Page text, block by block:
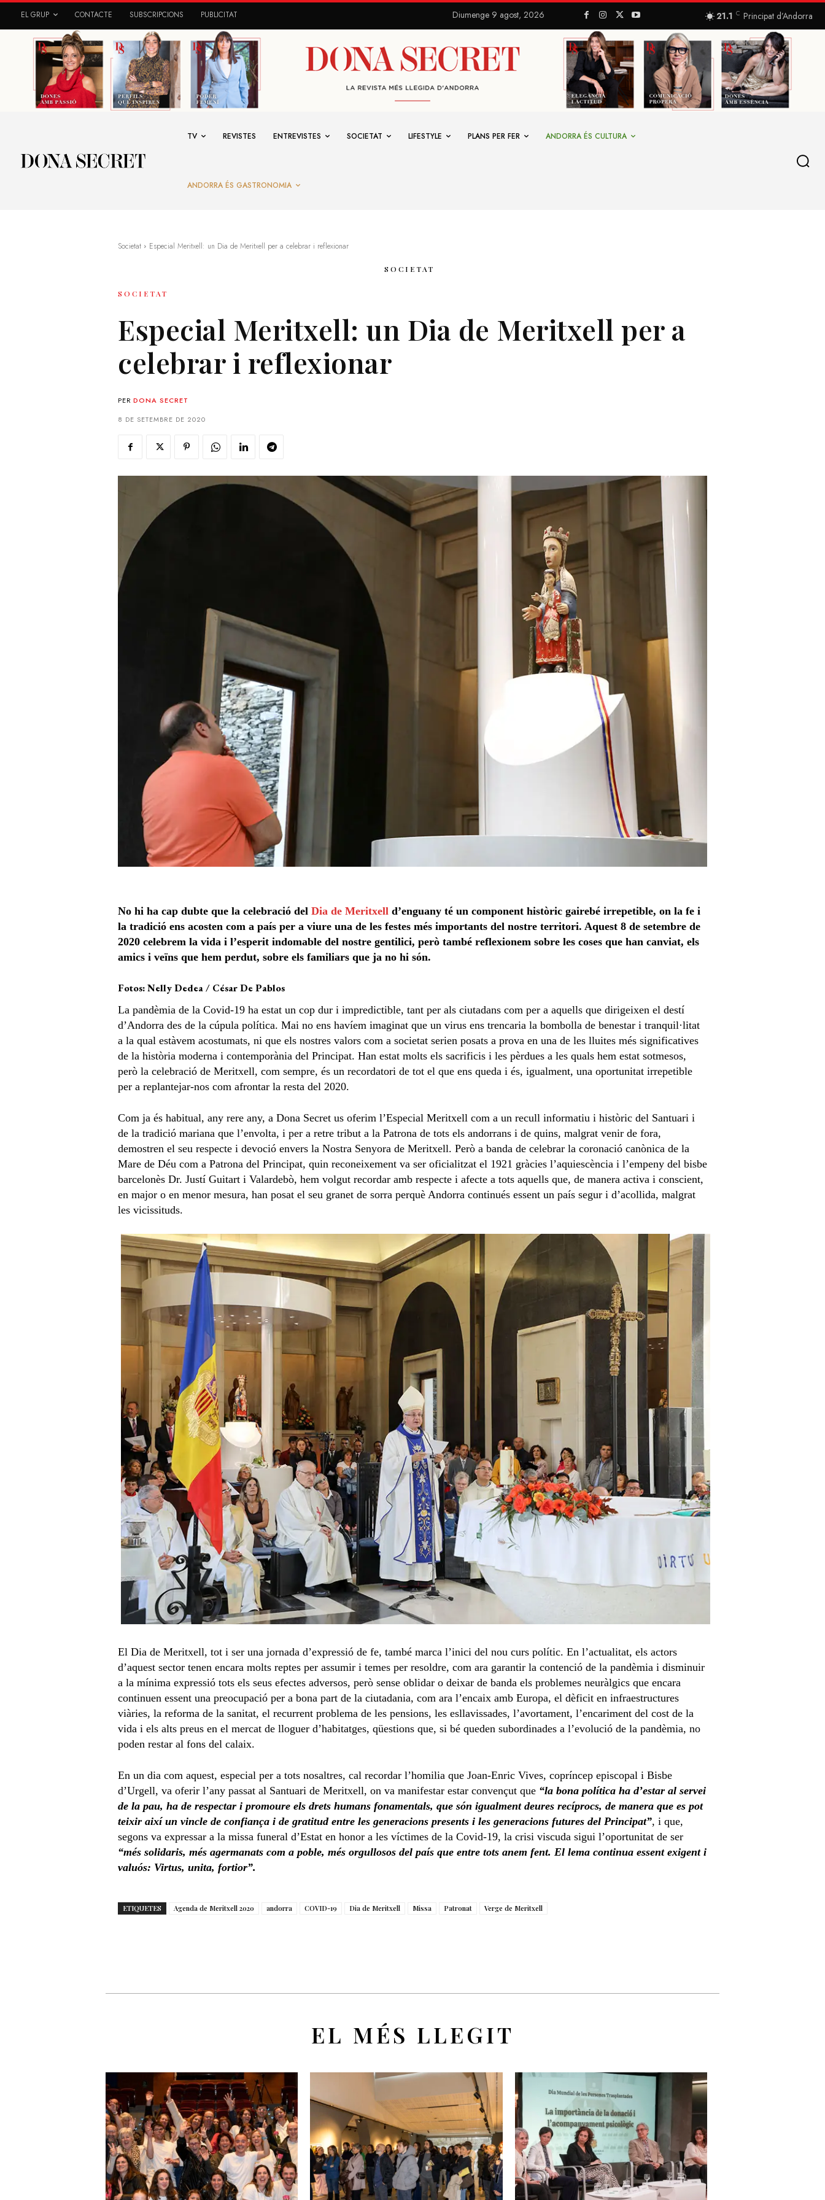
EL GRUP CONTACTE SUBSCRIPCIONS PUBLICITAT Diumenge 9 agost, 2026 21.1 C Principat d’Andorra
TV REVISTES ENTREVISTES SOCIETAT LIFESTYLE PLANS PER FER ANDORRA ÉS CULTURA
ANDORRA ÉS GASTRONOMIA
Societat Especial Meritxell: un Dia de Meritxell per a celebrar i reflexionar
SOCIETAT
SOCIETAT
Especial Meritxell: un Dia de Meritxell per a
celebrar i reflexionar
PER DONA SECRET
8 DE SETEMBRE DE 2020
No hi ha cap dubte que la celebració del Dia de Meritxell d’enguany té un component històric gairebé irrepetible, on la fe i
la tradició ens acosten com a país per a viure una de les festes més importants del nostre territori. Aquest 8 de setembre de
2020 celebrem la vida i l’esperit indomable del nostre gentilici, però també reflexionem sobre les coses que han canviat, els
amics i veïns que hem perdut, sobre els familiars que ja no hi són.
Fotos: Nelly Dedea / César De Pablos
La pandèmia de la Covid-19 ha estat un cop dur i impredictible, tant per als ciutadans com per a aquells que dirigeixen el destí
d’Andorra des de la cúpula política. Mai no ens havíem imaginat que un virus ens trencaria la bombolla de benestar i tranquil·litat
a la qual estàvem acostumats, ni que els nostres valors com a societat serien posats a prova en una de les lluites més significatives
de la història moderna i contemporània del Principat. Han estat molts els sacrificis i les pèrdues a les quals hem estat sotmesos,
però la celebració de Meritxell, com sempre, és un recordatori de tot el que ens queda i és, igualment, una oportunitat irrepetible
per a replantejar-nos com afrontar la resta del 2020.
Com ja és habitual, any rere any, a Dona Secret us oferim l’Especial Meritxell com a un recull informatiu i històric del Santuari i
de la tradició mariana que l’envolta, i per a retre tribut a la Patrona de tots els andorrans i de quins, malgrat venir de fora,
demostren el seu respecte i devoció envers la Nostra Senyora de Meritxell. Però a banda de celebrar la coronació canònica de la
Mare de Déu com a Patrona del Principat, quin reconeixement va ser oficialitzat el 1921 gràcies l’aquiescència i l’empeny del bisbe
barcelonès Dr. Justí Guitart i Valardebò, hem volgut recordar amb respecte i afecte a tots aquells que, de manera activa i conscient,
en major o en menor mesura, han posat el seu granet de sorra perquè Andorra continués essent un país segur i d’acollida, malgrat
les vicissituds.
El Dia de Meritxell, tot i ser una jornada d’expressió de fe, també marca l’inici del nou curs polític. En l’actualitat, els actors
d’aquest sector tenen encara molts reptes per assumir i temes per resoldre, com ara garantir la contenció de la pandèmia i disminuir
a la mínima expressió tots els seus efectes adversos, però sense oblidar o deixar de banda els problemes neuràlgics que encara
continuen essent una preocupació per a bona part de la ciutadania, com ara l’encaix amb Europa, el dèficit en infraestructures
viàries, la reforma de la sanitat, el recurrent problema de les pensions, les esllavissades, l’avortament, l’encariment del cost de la
vida i els alts preus en el mercat de lloguer d’habitatges, qüestions que, si bé queden subordinades a l’evolució de la pandèmia, no
poden restar al fons del calaix.
En un dia com aquest, especial per a tots nosaltres, cal recordar l’homilia que Joan-Enric Vives, copríncep episcopal i Bisbe
d’Urgell, va oferir l’any passat al Santuari de Meritxell, on va manifestar estar convençut que “la bona política ha d’estar al servei
de la pau, ha de respectar i promoure els drets humans fonamentals, que són igualment deures recíprocs, de manera que es pot
teixir així un vincle de confiança i de gratitud entre les generacions presents i les generacions futures del Principat”, i que,
segons va expressar a la missa funeral d’Estat en honor a les víctimes de la Covid-19, la crisi viscuda sigui l’oportunitat de ser
“més solidaris, més agermanats com a poble, més orgullosos del país que entre tots anem fent. El lema continua essent exigent i
valuós: Virtus, unita, fortior”.
ETIQUETES Agenda de Meritxell 2020 andorra COVID-19 Dia de Meritxell Missa Patronat Verge de Meritxell
EL MÉS LLEGIT